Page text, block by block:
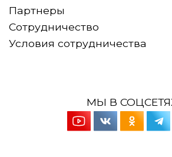
Партнеры
Сотрудничество
Условия сотрудничества
МЫ В